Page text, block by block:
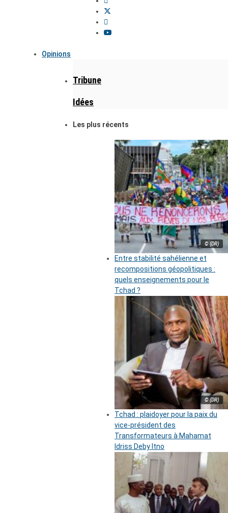
Opinions
Tribune
Idées
Les plus récents
© (DR)
Entre stabilité sahélienne et
recompositions géopolitiques :
quels enseignements pour le
Tchad ?
© (DR)
Tchad : plaidoyer pour la paix du
vice-président des
Transformateurs à Mahamat
Idriss Deby Itno